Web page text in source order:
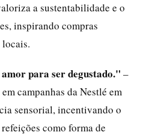
a sustentabilidade e o
inspirando compras
para ser degustado." –
campanhas da Nestlé em
sensorial, incentivando o
como forma de